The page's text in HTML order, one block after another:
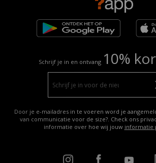
Schrijf je in en ontvang 10%
Door je e-mailadres in te voeren word je
van communicatie voor de size?. Check ons
informatie over hoe wij jouw informatie